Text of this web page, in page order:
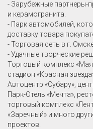
- Зарубежные партнеры-
и керамогранита.
- Парк автомобилей,
доставку товара
- Торговая сеть в г.
- Удачные творческие
Торговый комплекс
стадион «Красная
Автоцентр «Субару»,
Парк-Отель «Мечта»,
торговый комплекс
«Заречный» и много
проектов.